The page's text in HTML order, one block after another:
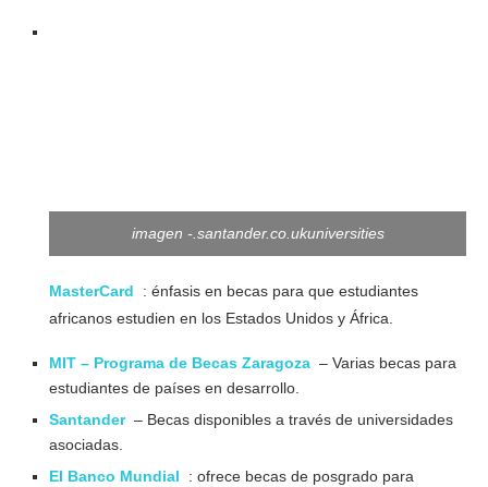
imagen -.santander.co.ukuniversities
MasterCard : énfasis en becas para que estudiantes
africanos estudien en los Estados Unidos y África.
MIT – Programa de Becas Zaragoza – Varias becas para
estudiantes de países en desarrollo.
Santander– Becas disponibles a través de universidades
asociadas.
El Banco Mundial : ofrece becas de posgrado para